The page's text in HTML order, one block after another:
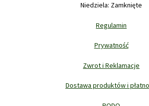
Niedziela: Zamknięte
Regulamin
Prywatność
Zwrot i Reklamacje
Dostawa produktów i